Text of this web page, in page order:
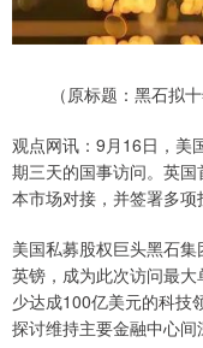
（原标题：黑石拟
观点网讯：9月16日，美
期三天的国事访问。英
本市场对接，并签署多项
美国私募股权巨头黑石
英镑，成为此次访问最
少达成100亿美元的科技
探讨维持主要金融中心间